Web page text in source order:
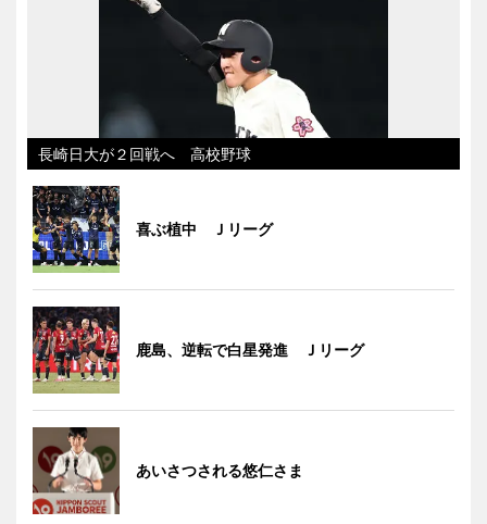
長崎日大が２回戦へ 高校野球
喜ぶ植中 Ｊリーグ
鹿島、逆転で白星発進 Ｊリーグ
あいさつされる悠仁さま